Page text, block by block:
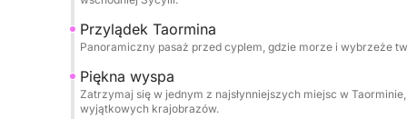
po całym dniu poświęconym odkrywaniu
Przylądek Taormina
Panoramiczny pasaż przed cyplem, gdzie morze i wybrzeże
Piękna wyspa
Zatrzymaj się w jednym z najsłynniejszych miejsc w
wyjątkowych krajobrazów.